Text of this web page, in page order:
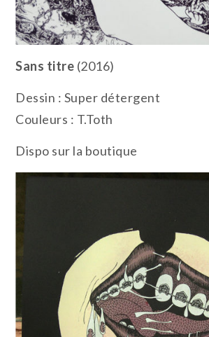
Sans titre (2016)
Dessin : Super détergent
Couleurs : T.Toth
Dispo sur la boutique